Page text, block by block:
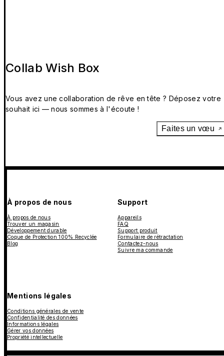
Collab Wish Box
Vous avez une collaboration de rêve en tête ? Déposez votre
souhait ici — nous sommes à l'écoute !
Faites un vœu
À propos de nous
À propos de nous
Trouver un magasin
Développement durable
Coque de Protection 100% Recyclée
Blog
Support
Appareils
FAQ
Support produit
Formulaire de rétractation
Contactez-nous
Suivre ma commande
Mentions légales
Conditions générales de vente
Confidentialité des données
Informations légales
Gérer vos données
Propriété intellectuelle